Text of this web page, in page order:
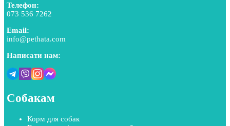
Телефон:
073 536 7262
Email:
info@pethata.com
Написати нам:
Собакам
Корм для собак